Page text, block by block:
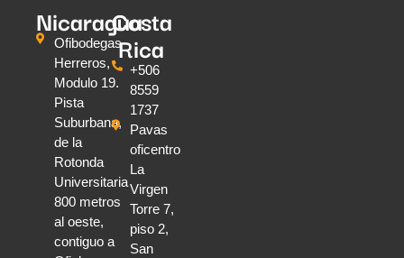
Nicaragua
Ofibodegas
Herreros,
Modulo 19.
Pista
Suburbana,
de la
Rotonda
Universitaria
800 metros
al oeste,
contiguo a
Costa
Rica
+506
8559
1737
Pavas
oficentro
La
Virgen
Torre 7,
piso 2,
San